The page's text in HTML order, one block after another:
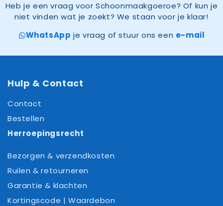
Heb je een vraag voor Schoonmaakgoeroe? Of kun je
niet vinden wat je zoekt? We staan voor je klaar!
WhatsApp je vraag of stuur ons een e-mail
Hulp & Contact
Contact
Bestellen
Herroepingsrecht
Bezorgen & verzendkosten
Ruilen & retourneren
Garantie & klachten
Kortingscode | Waardebon